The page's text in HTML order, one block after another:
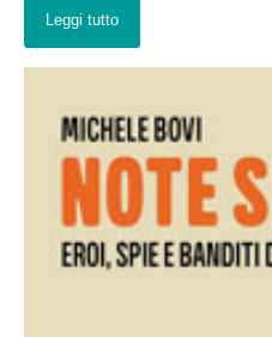
Leggi tutto